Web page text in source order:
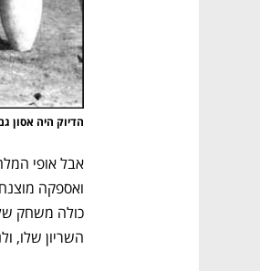
הדיוק היה
השריון שלו,